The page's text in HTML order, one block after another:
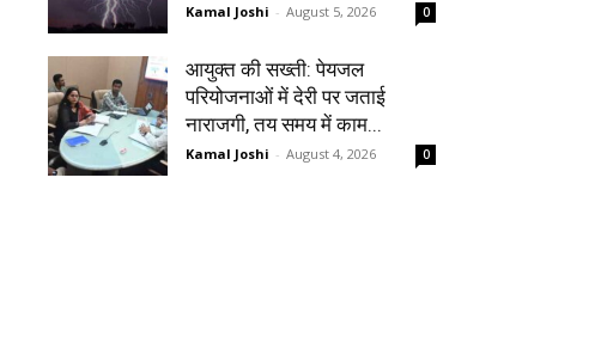
Kamal Joshi - August 5, 2026 0
आयुक्त की सख्ती: पेयजल
परियोजनाओं में देरी पर जताई
नाराजगी, तय समय में काम...
Kamal Joshi - August 4, 2026 0